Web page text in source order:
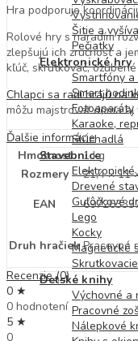
Šitie a
Pečiatky
Elektronické hry
Smartfóny
Smart
Fotoaparáty
Karaoke,
Slúchadlá
Stavebnice
Drevené
Guľôčkové
Lego
Kocky
Magnetické
Detské knihy
Výchovné a
Pracovné
Nálepkové
Hra podporuje
Rolové hry s náradím
zlepšujú ich zručnosť a
kľúč, skrutkovač,
Chlapci sa radi hrajú na
môžu majstrovať doma aj
Ďalšie informácie
Hmotnosť
1 kg
Rozmery
21,4 × 11
EAN
Druh hračiek Pracovné
Recenzie (0)
0 ★
0 hodnotení
5 ★
0